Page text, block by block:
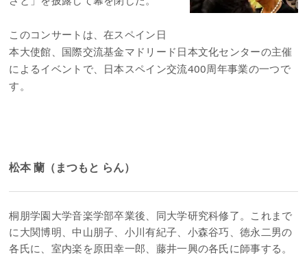
このコンサートは、在スペイン日
本大使館、国際交流基金マドリード日本文化センターの主催
によるイベントで、日本スペイン交流400周年事業の一つで
す。
松本 蘭（まつもと らん）
桐朋学園大学音楽学部卒業後、同大学研究科修了。これまで
に大関博明、中山朋子、小川有紀子、小森谷巧、徳永二男の
各氏に、室内楽を原田幸一郎、藤井一興の各氏に師事する。